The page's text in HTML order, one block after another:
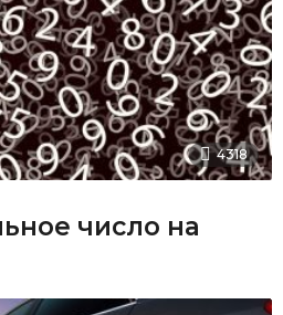
4318
число на